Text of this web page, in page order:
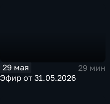
29 мая
29 мин
Эфир от 31.05.2026